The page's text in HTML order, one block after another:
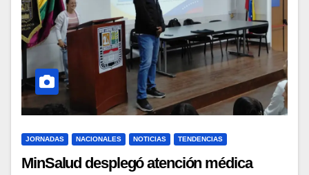
JORNADAS NACIONALES NOTICIAS TENDENCIAS
MinSalud desplegó atención médica